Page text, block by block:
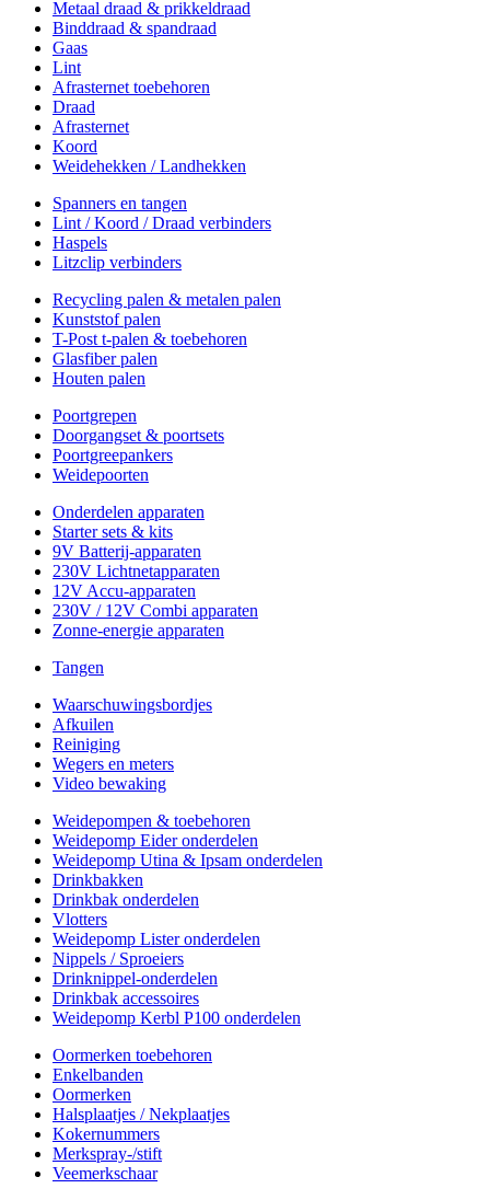
Metaal draad & prikkeldraad
Binddraad & spandraad
Gaas
Lint
Afrasternet toebehoren
Draad
Afrasternet
Koord
Weidehekken / Landhekken
Spanners en tangen
Lint / Koord / Draad verbinders
Haspels
Litzclip verbinders
Recycling palen & metalen palen
Kunststof palen
T-Post t-palen & toebehoren
Glasfiber palen
Houten palen
Poortgrepen
Doorgangset & poortsets
Poortgreepankers
Weidepoorten
Onderdelen apparaten
Starter sets & kits
9V Batterij-apparaten
230V Lichtnetapparaten
12V Accu-apparaten
230V / 12V Combi apparaten
Zonne-energie apparaten
Tangen
Waarschuwingsbordjes
Afkuilen
Reiniging
Wegers en meters
Video bewaking
Weidepompen & toebehoren
Weidepomp Eider onderdelen
Weidepomp Utina & Ipsam onderdelen
Drinkbakken
Drinkbak onderdelen
Vlotters
Weidepomp Lister onderdelen
Nippels / Sproeiers
Drinknippel-onderdelen
Drinkbak accessoires
Weidepomp Kerbl P100 onderdelen
Oormerken toebehoren
Enkelbanden
Oormerken
Halsplaatjes / Nekplaatjes
Kokernummers
Merkspray-/stift
Veemerkschaar